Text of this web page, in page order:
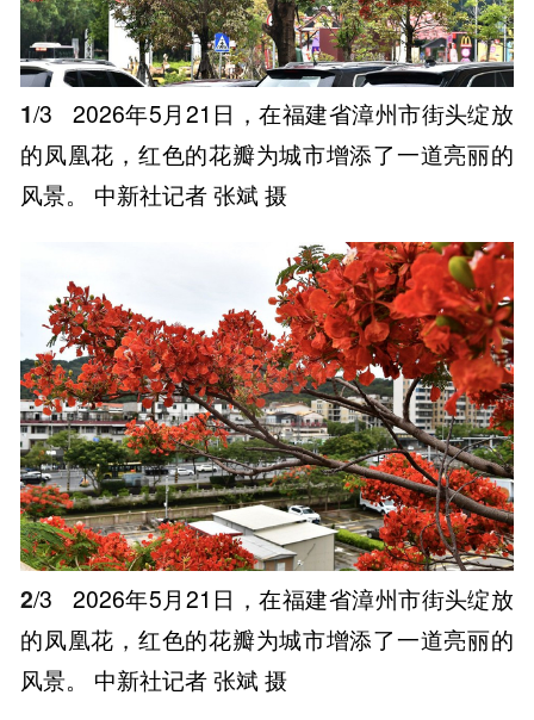
1/3
2026年5月21日，在福建省漳州市街头绽放
的凤凰花，红色的花瓣为城市增添了一道亮丽的
风景。 中新社记者 张斌 摄
2/3
2026年5月21日，在福建省漳州市街头绽放
的凤凰花，红色的花瓣为城市增添了一道亮丽的
风景。 中新社记者 张斌 摄